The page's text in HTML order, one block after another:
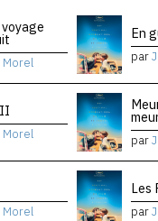
Morel
En
par
Morel par
Morel
Les
par